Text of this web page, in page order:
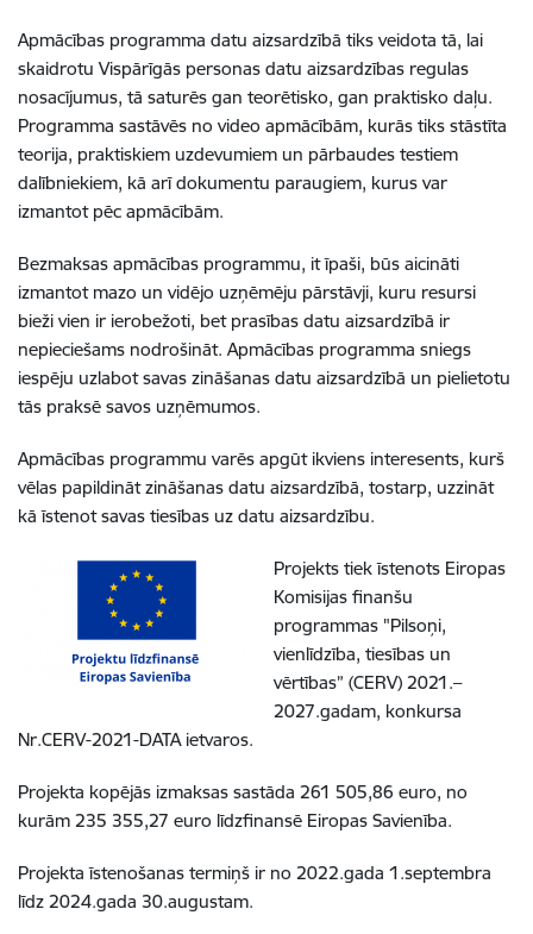
Apmācības programma datu aizsardzībā tiks veidota tā, lai
skaidrotu Vispārīgās personas datu aizsardzības regulas
nosacījumus, tā saturēs gan teorētisko, gan praktisko daļu.
Programma sastāvēs no video apmācībām, kurās tiks stāstīta
teorija, praktiskiem uzdevumiem un pārbaudes testiem
dalībniekiem, kā arī dokumentu paraugiem, kurus var
izmantot pēc apmācībām.
Bezmaksas apmācības programmu, it īpaši, būs aicināti
izmantot mazo un vidējo uzņēmēju pārstāvji, kuru resursi
bieži vien ir ierobežoti, bet prasības datu aizsardzībā ir
nepieciešams nodrošināt. Apmācības programma sniegs
iespēju uzlabot savas zināšanas datu aizsardzībā un pielietotu
tās praksē savos uzņēmumos.
Apmācības programmu varēs apgūt ikviens interesents, kurš
vēlas papildināt zināšanas datu aizsardzībā, tostarp, uzzināt
kā īstenot savas tiesības uz datu aizsardzību.
Projekts tiek īstenots Eiropas
Komisijas finanšu
programmas "Pilsoņi,
vienlīdzība, tiesības un
vērtības” (CERV) 2021.–
2027.gadam, konkursa
Nr.CERV-2021-DATA ietvaros.
Projekta kopējās izmaksas sastāda 261 505,86 euro, no
kurām 235 355,27 euro līdzfinansē Eiropas Savienība.
Projekta īstenošanas termiņš ir no 2022.gada 1.septembra
līdz 2024.gada 30.augustam.